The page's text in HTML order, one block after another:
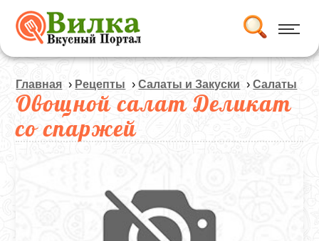
Главная › Рецепты ›Салаты и Закуски ›Салаты
Овощной салат Деликат
со спаржей